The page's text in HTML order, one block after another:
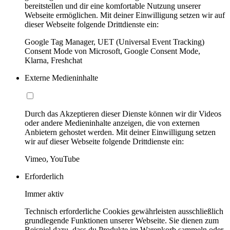
bereitstellen und dir eine komfortable Nutzung unserer
Webseite ermöglichen. Mit deiner Einwilligung setzen wir auf
dieser Webseite folgende Drittdienste ein:
Google Tag Manager, UET (Universal Event Tracking)
Consent Mode von Microsoft, Google Consent Mode,
Klarna, Freshchat
Externe Medieninhalte
Durch das Akzeptieren dieser Dienste können wir dir Videos
oder andere Medieninhalte anzeigen, die von externen
Anbietern gehostet werden. Mit deiner Einwilligung setzen
wir auf dieser Webseite folgende Drittdienste ein:
Vimeo, YouTube
Erforderlich
Immer aktiv
Technisch erforderliche Cookies gewährleisten ausschließlich
grundlegende Funktionen unserer Webseite. Sie dienen zum